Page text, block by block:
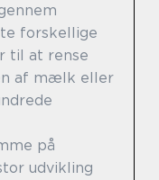
forskellige
til at rense
af mælk eller
på
udvikling